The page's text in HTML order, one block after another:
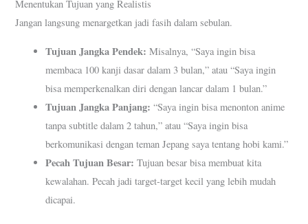
Menentukan Tujuan yang Realistis
Jangan langsung menargetkan jadi fasih dalam sebulan.
Tujuan Jangka Pendek: Misalnya, “Saya ingin bisa
membaca 100 kanji dasar dalam 3 bulan,” atau “Saya ingin
bisa memperkenalkan diri dengan lancar dalam 1 bulan.”
Tujuan Jangka Panjang: “Saya ingin bisa menonton anime
tanpa subtitle dalam 2 tahun,” atau “Saya ingin bisa
berkomunikasi dengan teman Jepang saya tentang hobi kami.”
Pecah Tujuan Besar: Tujuan besar bisa membuat kita
kewalahan. Pecah jadi target-target kecil yang lebih mudah
dicapai.